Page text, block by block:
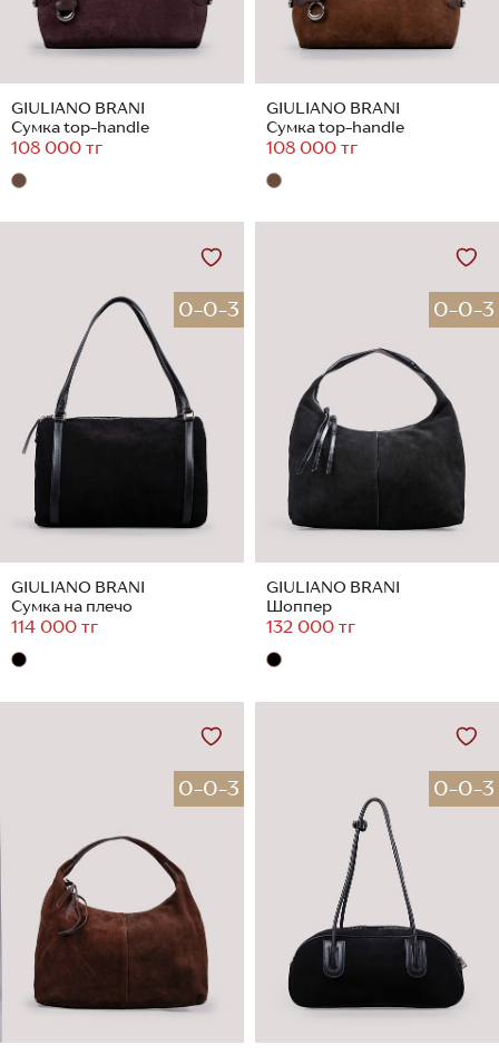
GIULIANO BRANI
Сумка top-handle
108 000 тг
GIULIANO BRANI
Сумка top-handle
108 000 тг
0-0-3
GIULIANO BRANI
Сумка на плечо
114 000 тг
0-0-3
GIULIANO BRANI
Шоппер
132 000 тг
0-0-3 0-0-3